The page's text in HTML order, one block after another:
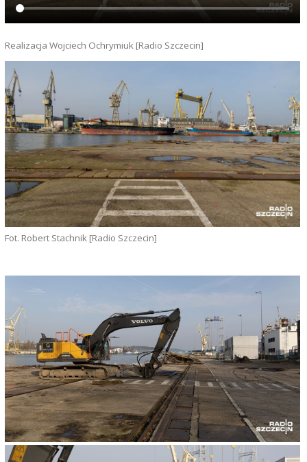
Realizacja Wojciech Ochrymiuk [Radio Szczecin]
Fot. Robert Stachnik [Radio Szczecin]